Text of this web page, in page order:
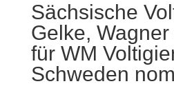
Sächsische
Gelke,
für WM
Schweden